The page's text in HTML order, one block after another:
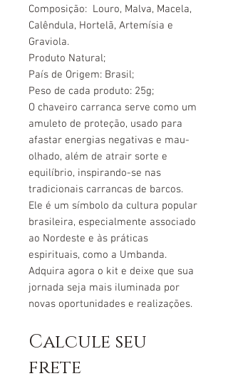
Composição: Louro, Malva, Macela,
Calêndula, Hortelã, Artemísia e
Graviola.
Produto Natural;
País de Origem: Brasil;
Peso de cada produto: 25g;
O chaveiro carranca serve como um
amuleto de proteção, usado para
afastar energias negativas e mau-
olhado, além de atrair sorte e
equilíbrio, inspirando-se nas
tradicionais carrancas de barcos.
Ele é um símbolo da cultura popular
brasileira, especialmente associado
ao Nordeste e às práticas
espirituais, como a Umbanda.
Adquira agora o kit e deixe que sua
jornada seja mais iluminada por
novas oportunidades e realizações.
Calcule seu
frete